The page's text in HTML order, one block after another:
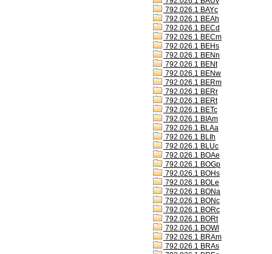
792.026.1 BAYc
792.026.1 BEAh
792.026.1 BECd
792.026.1 BECm
792.026.1 BEHs
792.026.1 BENn
792.026.1 BENt
792.026.1 BENw
792.026.1 BERm
792.026.1 BERr
792.026.1 BERt
792.026.1 BETc
792.026.1 BIAm
792.026.1 BLAa
792.026.1 BLIh
792.026.1 BLUc
792.026.1 BOAe
792.026.1 BOGp
792.026.1 BOHs
792.026.1 BOLe
792.026.1 BONa
792.026.1 BONc
792.026.1 BORc
792.026.1 BORt
792.026.1 BOWl
792.026.1 BRAm
792.026.1 BRAs